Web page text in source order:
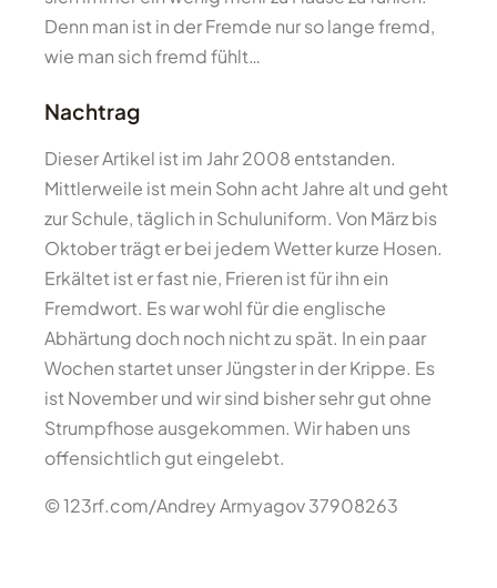
Denn man ist in der Fremde nur so lange fremd,
wie man sich fremd fühlt…
Nachtrag
Dieser Artikel ist im Jahr 2008 entstanden.
Mittlerweile ist mein Sohn acht Jahre alt und geht
zur Schule, täglich in Schuluniform. Von März bis
Oktober trägt er bei jedem Wetter kurze Hosen.
Erkältet ist er fast nie, Frieren ist für ihn ein
Fremdwort. Es war wohl für die englische
Abhärtung doch noch nicht zu spät. In ein paar
Wochen startet unser Jüngster in der Krippe. Es
ist November und wir sind bisher sehr gut ohne
Strumpfhose ausgekommen. Wir haben uns
offensichtlich gut eingelebt.
© 123rf.com/Andrey Armyagov 37908263